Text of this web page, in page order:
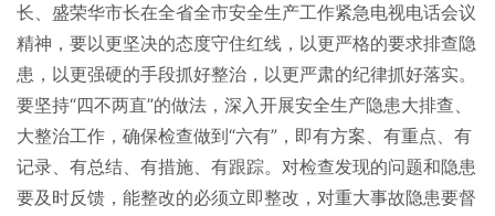
长、盛荣华市长在全省全市安全生产工作紧急电视电话会议
精神，要以更坚决的态度守住红线，以更严格的要求排查隐
患，以更强硬的手段抓好整治，以更严肃的纪律抓好落实。
要坚持“四不两直”的做法，深入开展安全生产隐患大排查、
大整治工作，确保检查做到“六有”，即有方案、有重点、有
记录、有总结、有措施、有跟踪。对检查发现的问题和隐患
要及时反馈，能整改的必须立即整改，对重大事故隐患要督